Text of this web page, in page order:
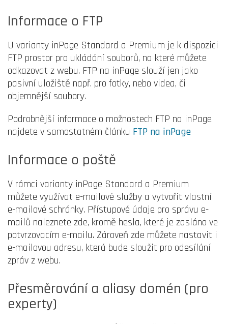
Informace o FTP
U varianty inPage Standard a Premium je k dispozici
FTP prostor pro ukládání souborů, na které můžete
odkazovat z webu. FTP na inPage slouží jen jako
pasivní uložiště např. pro fotky, nebo videa, či
objemnější soubory.
Podrobnější informace o možnostech FTP na inPage
najdete v samostatném článku FTP na inPage
Informace o poště
V rámci varianty inPage Standard a Premium
můžete využívat e-mailové služby a vytvořit vlastní
e-mailové schránky. Přístupové údaje pro správu e-
mailů naleznete zde, kromě hesla, které je zasláno ve
potvrzovacím e-mailu. Zároveň zde můžete nastavit i
e-mailovou adresu, která bude sloužit pro odesílání
zpráv z webu.
Přesměrování a aliasy domén (pro
experty)